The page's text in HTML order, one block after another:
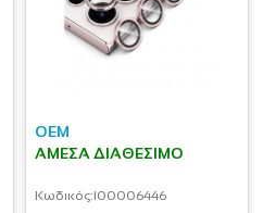
OEM
ΆΜΕΣΑ ΔΙΑΘΈΣΙΜΟ
Κωδικός:I00006446